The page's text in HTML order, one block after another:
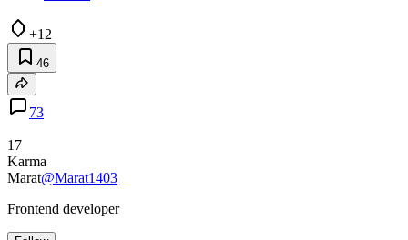
+12
46
73
17
Karma
Marat@Marat1403
Frontend developer